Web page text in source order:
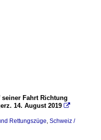
seiner Fahrt Richtung
14. August 2019 
Rettungszüge, Schweiz /